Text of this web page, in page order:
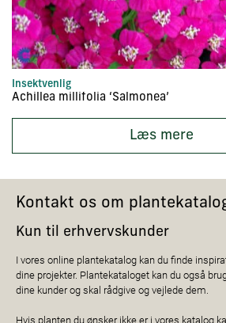
Insektvenlig
Achillea millifolia ‘Salmonea’
Læs mere
Kontakt os om
Kun til erhvervskunder
I vores online plantekatalog kan du finde
dine projekter. Plantekataloget kan du også
dine kunder og skal rådgive og vejlede dem.
Hvis planten du ønsker ikke er i vores katalog